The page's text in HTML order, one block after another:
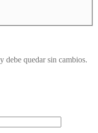
debe quedar sin cambios.